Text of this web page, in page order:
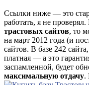
Ссылки ниже — это
работать, я не
трастовых сайтов, то
на март 2012 года (и
сайтов. В базе 242
платная — а это
заспамленной, будет
максимальную отдачу.